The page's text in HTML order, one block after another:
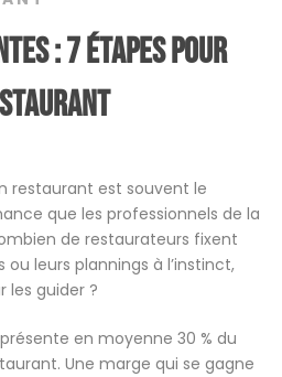
: 7 étapes pour
restaurant est souvent le
que les professionnels de la
de restaurateurs fixent
leurs plannings à l’instinct,
les guider ?
en moyenne 30 % du
Une marge qui se gagne